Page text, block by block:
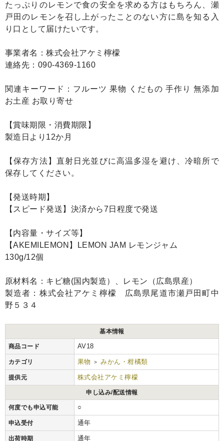
たっぷりのレモンで食の安全を求める方はもちろん、瀬
戸田のレモンを召し上がったことのない方に島を知る入
り口として届けたいです。
事業者名：株式会社アケミ檸檬
連絡先：090-4369-1160
関連キーワード：フルーツ 果物 くだもの 手作り 無添加
お土産 お取り寄せ
【賞味期限・消費期限】
製造日より12か月
【保存方法】直射日光並びに高温多湿を避け、冷暗所で
保存してください。
【発送時期】
【スピード発送】決済から7日程度で発送
【内容量・サイズ等】
【AKEMILEMON】LEMON JAM レモンジャム
130g/12個
原材料名：キビ糖(国内製造）、レモン（広島県産）
製造者：株式会社アケミ檸檬 広島県尾道市瀬戸田町中
野５３４
基本情報
商品コード AV18
カテゴリ 果物 > みかん・柑橘類
提供元 株式会社アケミ檸檬
申し込み/配送情報
何度でも申込可能 ○
申込受付 通年
出荷時期 通年